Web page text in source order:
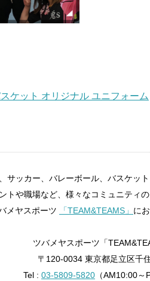
サッカー、バレーボール、バスケッ
トや職場など、様々なコミュニティ
メヤスポーツ
「TEAM&TEAMS」 に
ツバメヤスポーツ「
〒120-0034 東京都足立区千
Tel : 03-5809-5820 （AM10:00